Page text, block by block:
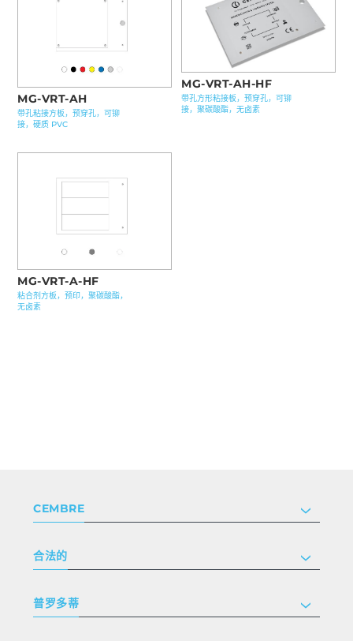
MG-VRT-AH
带孔粘接方板，预穿孔，可铆
接，硬质 PVC
MG-VRT-AH-HF
带孔方形粘接板，预穿孔，可铆
接，聚碳酸酯，无卤素
MG-VRT-A-HF
粘合剂方板，预印，聚碳酸酯，
无卤素
CEMBRE
公司
投资者关系
合法的
隐私和 cookie 政策
条款和条件
普罗多蒂